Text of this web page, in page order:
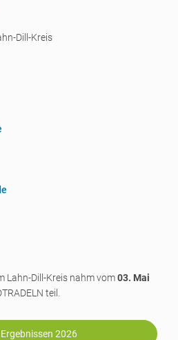
Dill-Kreis
Lahn-Dill-Kreis nahm vom03. Mai
teil.
2026